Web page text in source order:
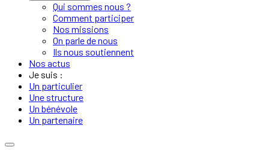
Qui sommes nous ?
Comment participer
Nos missions
On parle de nous
Ils nous soutiennent
Nos actus
Je suis :
Un particulier
Une structure
Un bénévole
Un partenaire